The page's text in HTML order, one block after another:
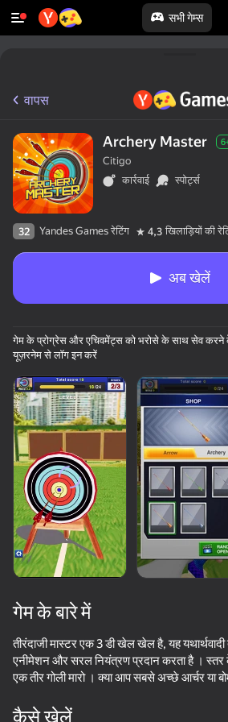
सभी गेम्स
वापस
Archery Master
Citigo
कार्रवाई
स्पोर्ट्स
32 Yandes Games रेटिंग 4,3 खिलाड़ियों की
अब खेलें
गेम के प्रोग्रेस और एचिवमेंट्स को भरोसे के साथ सेव करने
यूज़रनेम से लॉग इन करें
गेम के बारे में
तीरंदाजी मास्टर एक 3 डी खेल खेल है, यह
एनीमेशन और सरल नियंत्रण प्रदान करता है । स्तर
एक तीर गोली मारो । क्या आप सबसे अच्छे आर्चर या
कैसे खेलें